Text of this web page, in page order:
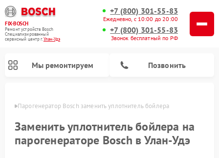
FIX-BOSCH
Ремонт устройств Bosch
Специализированный
cервисный центр г.Улан-Удэ
+7 (800) 301-55-83
Ежедневно, с 10:00 до 20:00
+7 (800) 301-55-83
Звонок бесплатный по РФ
Мы ремонтируем Позвонить
Парогенератор Bosch заменить уплотнитель бойлера
Заменить уплотнитель бойлера на
парогенераторе Bosch в Улан-Удэ